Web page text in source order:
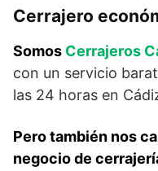
Cerrajero
Somos Cerrajeros
con un servicio
las 24 horas en
Pero también nos
negocio de